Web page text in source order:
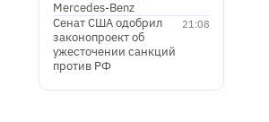
Mercedes-Benz
21:08
Сенат США одобрил
законопроект об
ужесточении санкций
против РФ